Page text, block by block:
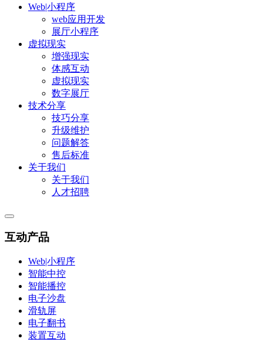
Web|小程序
web应用开发
展厅小程序
虚拟现实
增强现实
体感互动
虚拟现实
数字展厅
技术分享
技巧分享
升级维护
问题解答
售后标准
关于我们
关于我们
人才招聘
互动产品
Web|小程序
智能中控
智能播控
电子沙盘
滑轨屏
电子翻书
装置互动